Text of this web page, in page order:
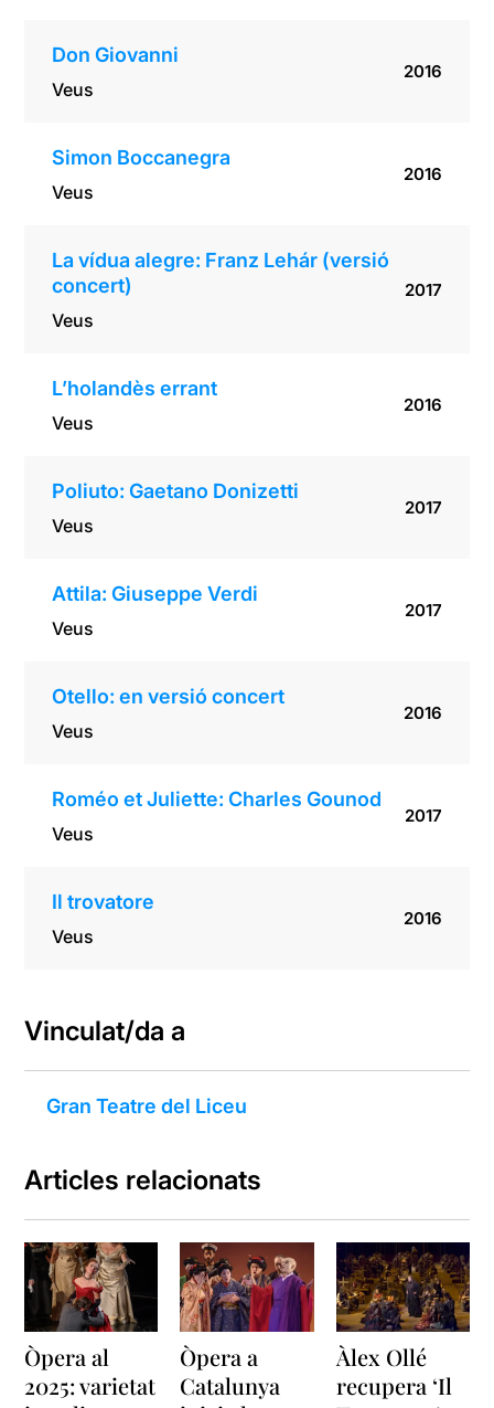
Don Giovanni
Veus
2016
Simon Boccanegra
Veus
2016
La vídua alegre: Franz Lehár (versió
concert)
Veus
2017
L’holandès errant
Veus
2016
Poliuto: Gaetano Donizetti
Veus
2017
Attila: Giuseppe Verdi
Veus
2017
Otello: en versió concert
Veus
2016
Roméo et Juliette: Charles Gounod
Veus
2017
Il trovatore
Veus
2016
Vinculat/da a
Gran Teatre del Liceu
Articles relacionats
Òpera al
2025: varietat
Òpera a
Catalunya
Àlex Ollé
recupera ‘Il